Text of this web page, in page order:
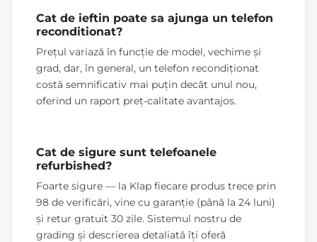
Cat de ieftin poate sa ajunga un telefon
reconditionat?
Prețul variază în funcție de model, vechime și
grad, dar, în general, un telefon recondiționat
costă semnificativ mai puțin decât unul nou,
oferind un raport preț-calitate avantajos.
Cat de sigure sunt telefoanele
refurbished?
Foarte sigure — la Klap fiecare produs trece prin
98 de verificări, vine cu garanție (până la 24 luni)
și retur gratuit 30 zile. Sistemul nostru de
grading și descrierea detaliată îți oferă